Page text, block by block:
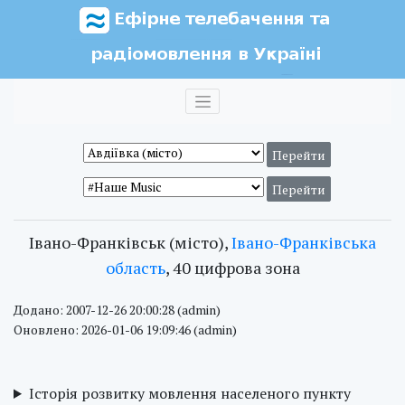
Івано-Франківськ (місто),Івано-Франківська
область, 40 цифрова зона
Додано: 2007-12-26 20:00:28 (admin)
Оновлено: 2026-01-06 19:09:46 (admin)
Історія розвитку мовлення населеного пункту